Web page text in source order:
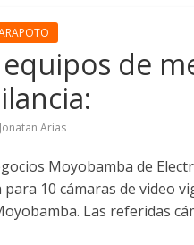
de
Jonatan Arias
Moyobamba de
10 cámaras de video
Las referidas